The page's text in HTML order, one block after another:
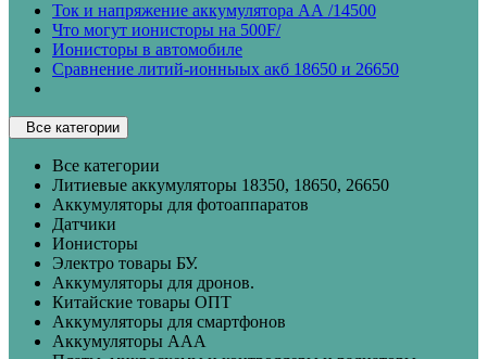
Ток и напряжение аккумулятора АА /14500
Что могут ионисторы на 500F/
Ионисторы в автомобиле
Сравнение литий-ионныых акб 18650 и 26650
Все категории
Все категории
Литиевые аккумуляторы 18350, 18650, 26650
Аккумуляторы для фотоаппаратов
Датчики
Ионисторы
Электро товары БУ.
Аккумуляторы для дронов.
Китайские товары ОПТ
Аккумуляторы для смартфонов
Аккумуляторы ААА